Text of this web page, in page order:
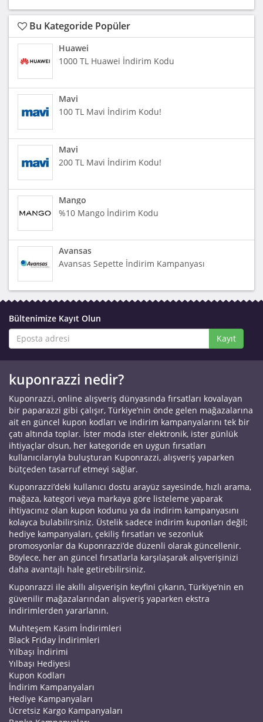
Bu Kategoride Popüler
Huawei
1000 TL Huawei İndirim Kodu
Mavi
100 TL Mavi İndirim Kodu!
Mavi
200 TL Mavi İndirim Kodu!
Mango
%10 Mango İndirim Kodu
Avansas
Avansas Sepette İndirim Kampanyası
Bültenimize Kayıt Olun
Kayıt
kuponrazzi nedir?
Kuponrazzi, online alışveriş dünyasında fırsatları kovalayan
bir paparazzi gibi çalışır, Türkiye’nin önde gelen mağazalarına
ait en güncel kupon kodları ve indirim kampanyalarını tek bir
çatı altında toplar. İster moda ister elektronik, ister günlük
ihtiyaçlar olsun, her kategoride en uygun fırsatları
kullanıcılarıyla buluşturan Kuponrazzi, alışveriş yaparken
bütçeden tasarruf etmeyi sağlar.
Kuponrazzi’deki kullanıcı dostu arayüz sayesinde, hızlı arama,
mağaza, kategori veya markaya göre listeleme yaparak
ihtiyacınız olan kupon kodunu ya da indirim kampanyasını
kolayca bulabilirsiniz. Üstelik sadece indirim kuponları değil;
hediye kampanyaları, çekiliş fırsatları ve sezonluk
promosyonlar da Kuponrazzi’de düzenli olarak güncellenir.
Böylece, her an güncel fırsatlarla karşılaşarak alışverişinizi
daha avantajlı hale getirebilirsiniz.
Kuponrazzi ile akıllı alışverişin keyfini çıkarın, Türkiye’nin en
güvenilir mağazalarından alışveriş yaparken ekstra
indirimlerden yararlanın.
Muhteşem Kasım İndirimleri
Black Friday İndirimleri
Yılbaşı İndirimi
Yılbaşı Hediyesi
Kupon Kodları
İndirim Kampanyaları
Hediye Kampanyaları
Ücretsiz Kargo Kampanyaları